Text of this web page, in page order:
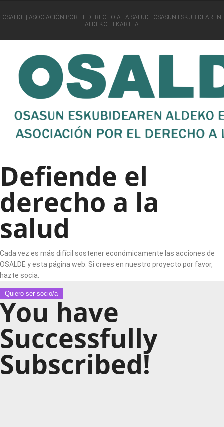
OSALDE | ASOCIACIÓN POR EL DERECHO A LA SALUD · OSASUN ESKUBIDEAREN
ALDEKO ELKARTEA
Defiende el
derecho a la
salud
Cada vez es más difícil sostener económicamente las acciones de
OSALDE y esta página web. Si crees en nuestro proyecto por favor,
hazte socia.
Quiero ser socio/a
You have
Successfully
Subscribed!